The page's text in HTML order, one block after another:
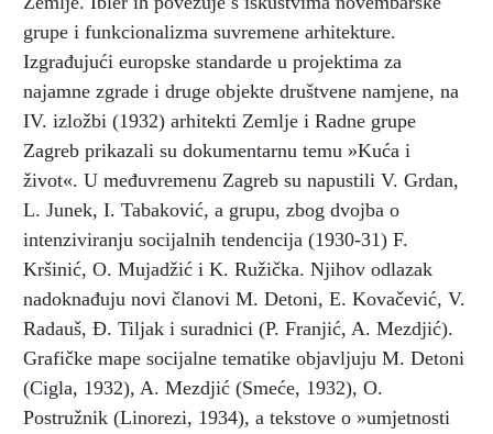
grupe i funkcionalizma suvremene arhitekture.
Izgrađujući europske standarde u projektima za
najamne zgrade i druge objekte društvene namjene, na
IV. izložbi (1932) arhitekti Zemlje i Radne grupe
Zagreb prikazali su dokumentarnu temu »Kuća i
život«. U međuvremenu Zagreb su napustili V. Grdan,
L. Junek, I. Tabaković, a grupu, zbog dvojba o
intenziviranju socijalnih tendencija (1930-31) F.
Kršinić, O. Mujadžić i K. Ružička. Njihov odlazak
nadoknađuju novi članovi M. Detoni, E. Kovačević, V.
Radauš, Đ. Tiljak i suradnici (P. Franjić, A. Mezdjić).
Grafičke mape socijalne tematike objavljuju M. Detoni
(Cigla, 1932), A. Mezdjić (Smeće, 1932), O.
Postružnik (Linorezi, 1934), a tekstove o »umjetnosti